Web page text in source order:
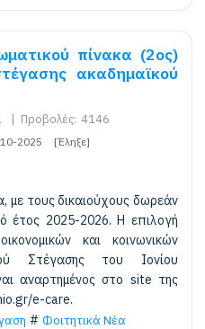
πίνακα (2ος)
ακαδημαϊκού
| Προβολές: 4146
2025 [Έληξε]
με τους δικαιούχους δωρεάν
έτος 2025-2026. Η επιλογή
και κοινωνικών
Στέγασης του Ιονίου
αναρτημένος στο site της
e-care.
Φοιτητικά Νέα